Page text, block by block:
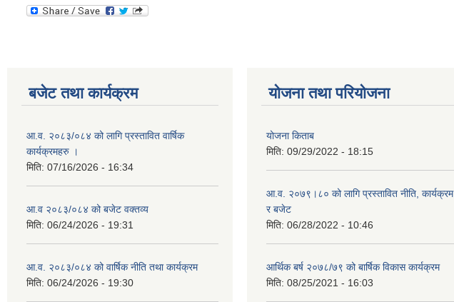
बजेट तथा कार्यक्रम
आ.व. २०८३/०८४ को लागि प्रस्तावित वार्षिक
कार्यक्रमहरु ।
मिति: 07/16/2026 - 16:34
आ.व २०८३/०८४ को बजेट वक्तव्य
मिति: 06/24/2026 - 19:31
आ.व. २०८३/०८४ को वार्षिक नीति तथा कार्यक्रम
मिति: 06/24/2026 - 19:30
योजना तथा परियोजना
योजना किताब
मिति: 09/29/2022 - 18:15
आ.व. २०७९।८० को लागि प्रस्तावित नीति, कार्यक्रम
र बजेट
मिति: 06/28/2022 - 10:46
आर्थिक बर्ष २०७८/७९ को बार्षिक विकास कार्यक्रम
मिति: 08/25/2021 - 16:03